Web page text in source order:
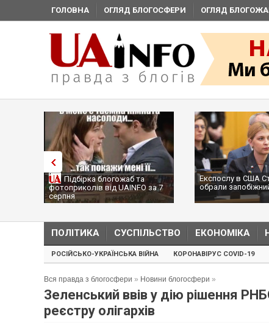
ГОЛОВНА ОГЛЯД БЛОГОСФЕРИ ОГЛЯД
Підбірка блогожаб та
фотоприколів від UAINFO за 7
серпня
Експослу в США
обрали
ПОЛІТИКА СУСПІЛЬСТВО ЕКОНОМІКА
РОСІЙСЬКО-УКРАЇНСЬКА ВІЙНА КОРОНАВІРУС COVID-19
Вся правда з блогосфери » Новини блогосфери »
Зеленський ввів у дію рішення
реєстру олігархів